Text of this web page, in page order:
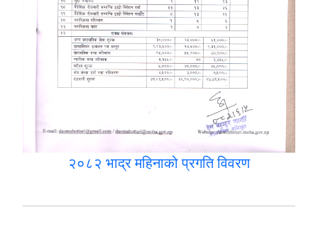
२०८२ भाद्र महिनाको प्रगति विवरण